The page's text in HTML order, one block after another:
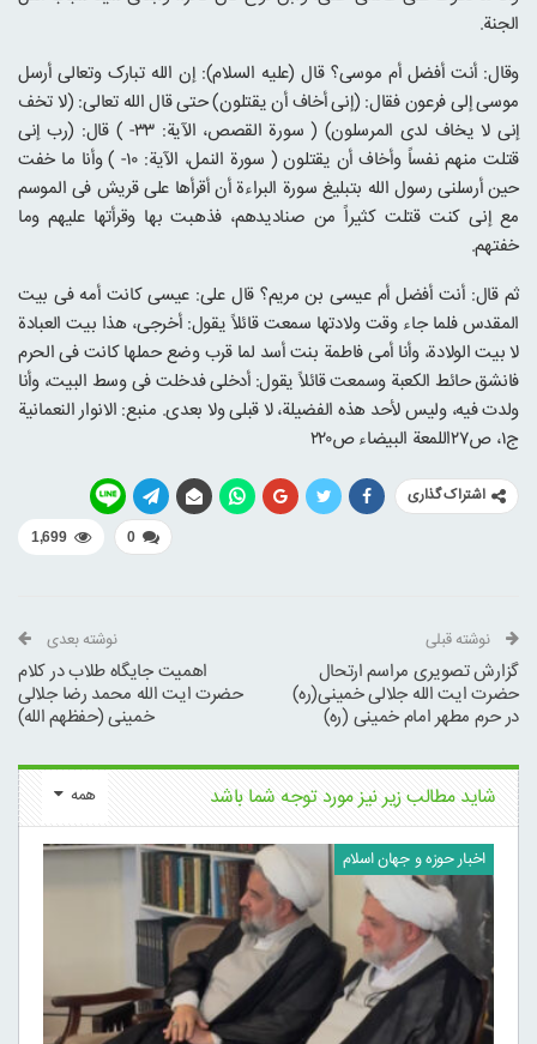
الجنة.
وقال: أنت أفضل أم موسی؟ قال (علیه السلام): إن الله تبارک وتعالی أرسل
موسی إلی فرعون فقال: (إنی أخاف أن یقتلون) حتی قال الله تعالی: (لا تخف
إنی لا یخاف لدی المرسلون) ( سورة القصص، الآیة: ۳۳- ) قال: (رب إنی
قتلت منهم نفساً وأخاف أن یقتلون ( سورة النمل، الآیة: ۱۰- ) وأنا ما خفت
حین أرسلنی رسول الله بتبلیغ سورة البراءة أن أقرأها علی قریش فی الموسم
مع إنی کنت قتلت کثیراً من صنادیدهم، فذهبت بها وقرأتها علیهم وما
خفتهم.
ثم قال: أنت أفضل أم عیسی بن مریم؟ قال علی: عیسی کانت أمه فی بیت
المقدس فلما جاء وقت ولادتها سمعت قائلاً یقول: أخرجی، هذا بیت العبادة
لا بیت الولادة، وأنا أمی فاطمة بنت أسد لما قرب وضع حملها کانت فی الحرم
فانشق حائط الکعبة وسمعت قائلاً یقول: أدخلی فدخلت فی وسط البیت، وأنا
ولدت فیه، ولیس لأحد هذه الفضیلة، لا قبلی ولا بعدی. منبع: الانوار النعمانیة
ج۱، ص۲۷اللمعة البیضاء ص۲۲۰
اشتراک گذاری
0
1,699
نوشته قبلی
گزارش تصویری مراسم ارتحال
حضرت ایت الله جلالی خمینی(ره)
در حرم مطهر امام خمینی (ره)
نوشته بعدی
اهمیت جایگاه طلاب در کلام
حضرت ایت الله محمد رضا جلالی
خمینی (حفظهم الله)
همه شاید مطالب زیر نیز مورد توجه شما باشد
اخبار حوزه و جهان اسلام